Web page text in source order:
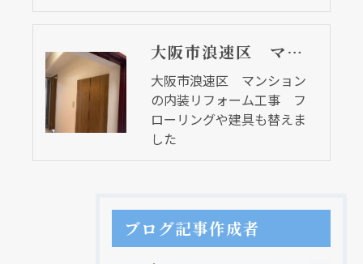
大阪市浪速区 マンションの内装リフォーム工事 フローリングや建具も替えました
大阪市浪速区 マンション
の内装リフォーム工事 フ
ローリングや建具も替えま
した
ブログ記事作成者